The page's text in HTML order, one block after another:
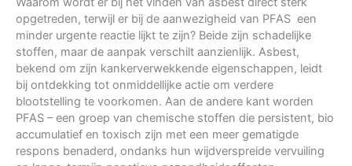
opgetreden, terwijl er bij de aanwezigheid van PFAS een
minder urgente reactie lijkt te zijn? Beide zijn schadelijke
stoffen, maar de aanpak verschilt aanzienlijk. Asbest,
bekend om zijn kankerverwekkende eigenschappen, leidt
bij ontdekking tot onmiddellijke actie om verdere
blootstelling te voorkomen. Aan de andere kant worden
PFAS – een groep van chemische stoffen die persistent, bio
accumulatief en toxisch zijn met een meer gematigde
respons benaderd, ondanks hun wijdverspreide vervuiling